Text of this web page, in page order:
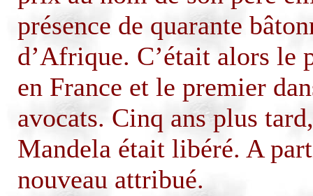
présence de quarante
d’Afrique. C’était alors
en France et le premier
avocats. Cinq ans plus
Mandela était libéré. A
nouveau attribué.